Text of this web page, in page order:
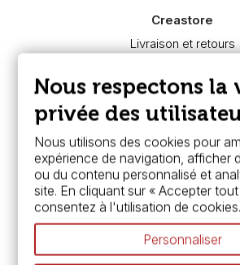
Creastore
Livraison et retours
Paiement sécurisé
FAQ
Boutique à Angers
Services
Carte fidélité &
Chèque cadeau, bon
Devis & bon de
Pass culture - mode
Nos promotions en
Espace conseils
Nous respectons la
privée des
Nous utilisons des cookies pour
expérience de navigation, afficher
ou du contenu personnalisé et
site. En cliquant sur « Accepter
consentez à l'utilisation de cookies.
Personnaliser